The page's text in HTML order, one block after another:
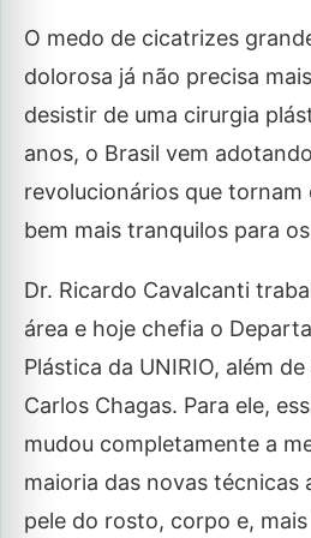
O medo de cicatrizes
dolorosa já não precisa
desistir de uma cirurgia
anos, o Brasil vem
revolucionários que
bem mais tranquilos para
Dr. Ricardo Cavalcanti
área e hoje chefia o
Plástica da UNIRIO, além
Carlos Chagas. Para ele,
mudou completamente a
maioria das novas técnicas
pele do rosto, corpo e,